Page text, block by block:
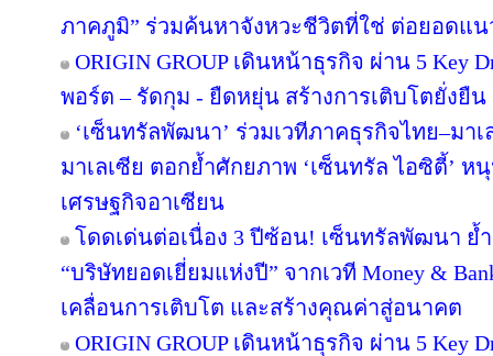
ภาคภูมิ” ร่วมค้นหาจังหวะชีวิตที่ใช่ ต่อยอดแน
ORIGIN GROUP เดินหน้าธุรกิจ ผ่าน 5 Key
พอร์ต – รัดกุม - ยืดหยุ่น สร้างการเติบโตยั่งยื
‘เซ็นทรัลพัฒนา’ ร่วมเวทีภาคธุรกิจไทย–มา
มาเลเซีย ตอกย้ำศักยภาพ ‘เซ็นทรัล ไอซิตี้’
เศรษฐกิจอาเซียน
โดดเด่นต่อเนื่อง 3 ปีซ้อน! เซ็นทรัลพัฒนา ย้ำ
“บริษัทยอดเยี่ยมแห่งปี” จากเวที Money &
เคลื่อนการเติบโต และสร้างคุณค่าสู่อนาคต
ORIGIN GROUP เดินหน้าธุรกิจ ผ่าน 5 Key